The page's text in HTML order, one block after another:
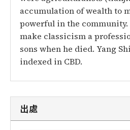
accumulation of wealth to
powerful in the community.
make classicism a
sons when he died. Yang
indexed in CBD.
出處